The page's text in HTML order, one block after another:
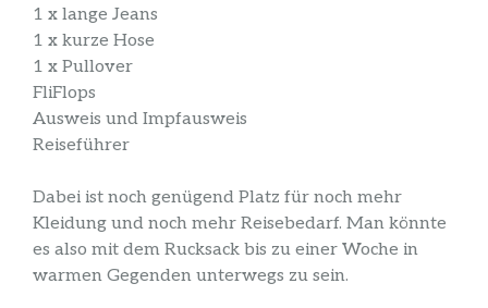
1 x lange Jeans
1 x kurze Hose
1 x Pullover
FliFlops
Ausweis und Impfausweis
Reiseführer
Dabei ist noch genügend Platz für noch mehr
Kleidung und noch mehr Reisebedarf. Man könnte
es also mit dem Rucksack bis zu einer Woche in
warmen Gegenden unterwegs zu sein.